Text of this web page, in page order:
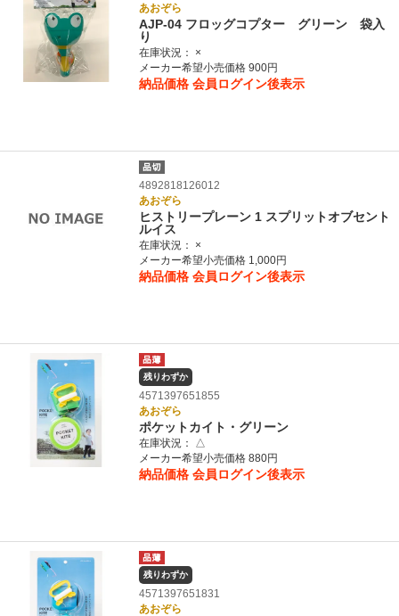
あおぞら
AJP-04 フロッグコプター グリーン 袋入
り
在庫状況：
×
メーカー希望小売価格 900円
納品価格 会員ログイン後表示
4892818126012
あおぞら
ヒストリープレーン 1 スプリットオブセント
ルイス
在庫状況：
×
メーカー希望小売価格 1,000円
納品価格 会員ログイン後表示
残りわずか
4571397651855
あおぞら
ポケットカイト・グリーン
在庫状況：
△
メーカー希望小売価格 880円
納品価格 会員ログイン後表示
残りわずか
4571397651831
あおぞら